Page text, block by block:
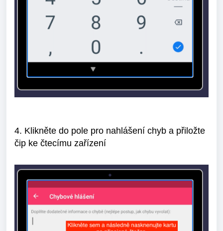
4. Klikněte do pole pro nahlášení chyb a přiložte
čip ke čtecímu zařízení